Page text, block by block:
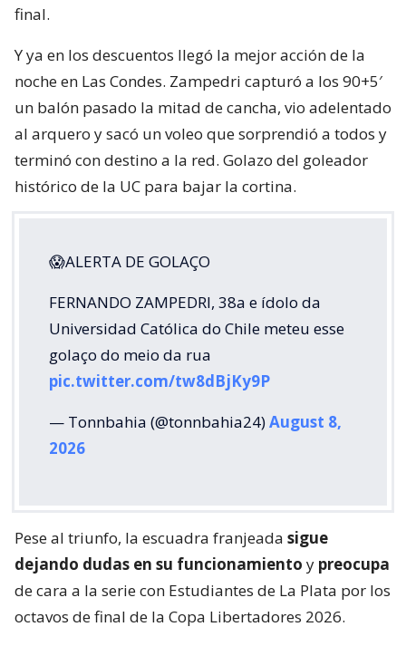
final.
Y ya en los descuentos llegó la mejor acción de la
noche en Las Condes. Zampedri capturó a los 90+5′
un balón pasado la mitad de cancha, vio adelentado
al arquero y sacó un voleo que sorprendió a todos y
terminó con destino a la red. Golazo del goleador
histórico de la UC para bajar la cortina.
😱ALERTA DE GOLAÇO
FERNANDO ZAMPEDRI, 38a e ídolo da
Universidad Católica do Chile meteu esse
golaço do meio da rua
pic.twitter.com/tw8dBjKy9P
— Tonnbahia (@tonnbahia24)August 8,
2026
Pese al triunfo, la escuadra franjeada sigue
dejando dudas en su funcionamiento y preocupa
de cara a la serie con Estudiantes de La Plata por los
octavos de final de la Copa Libertadores 2026.